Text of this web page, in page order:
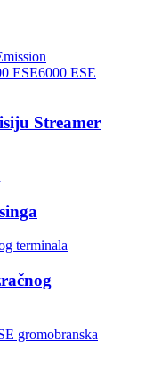
Streamer